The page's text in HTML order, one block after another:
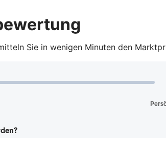
Sie in wenigen Minuten den